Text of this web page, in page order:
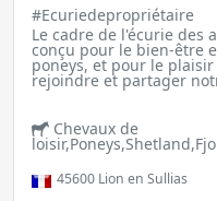
#Ecuriedepropriétaire
Le cadre de l'écurie des
conçu pour le bien-être
poneys, et pour le
rejoindre et partager
Chevaux de
45600 Lion en Sullias